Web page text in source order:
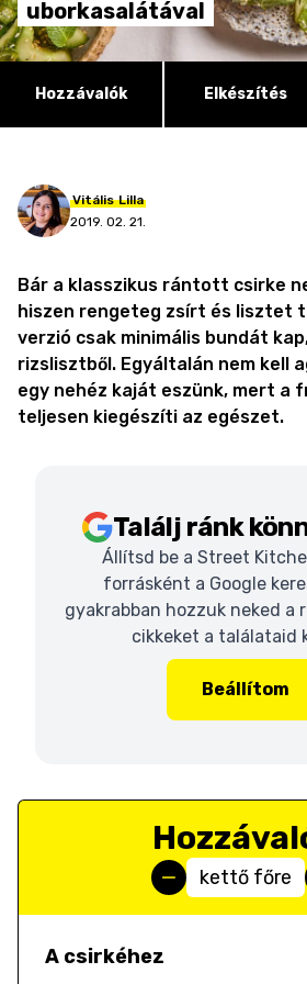
uborkasalátával
Hozzávalók Elkészítés
Vitális Lilla
2019. 02. 21.
Bár a klasszikus rántott csirke
hiszen rengeteg zsírt és lisztet
verzió csak minimális bundát
rizslisztből. Egyáltalán nem kell
egy nehéz kaját eszünk, mert a
teljesen kiegészíti az egészet.
Találj ránk
Állítsd be a Street
forrásként a Google
gyakrabban hozzuk neked a
cikkeket a találataid
Beállítom
kettő főre
A csirkéhez